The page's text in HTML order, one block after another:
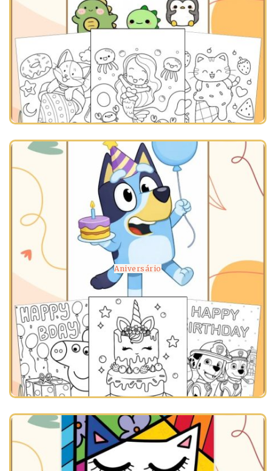
Aniversário